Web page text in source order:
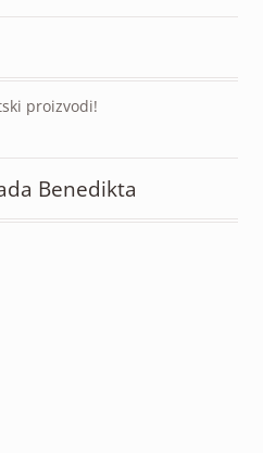
proizvodi!
Benedikta